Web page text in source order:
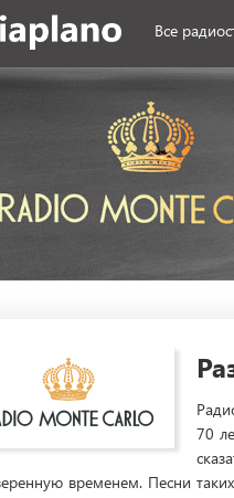
Все
70
временем. Песни